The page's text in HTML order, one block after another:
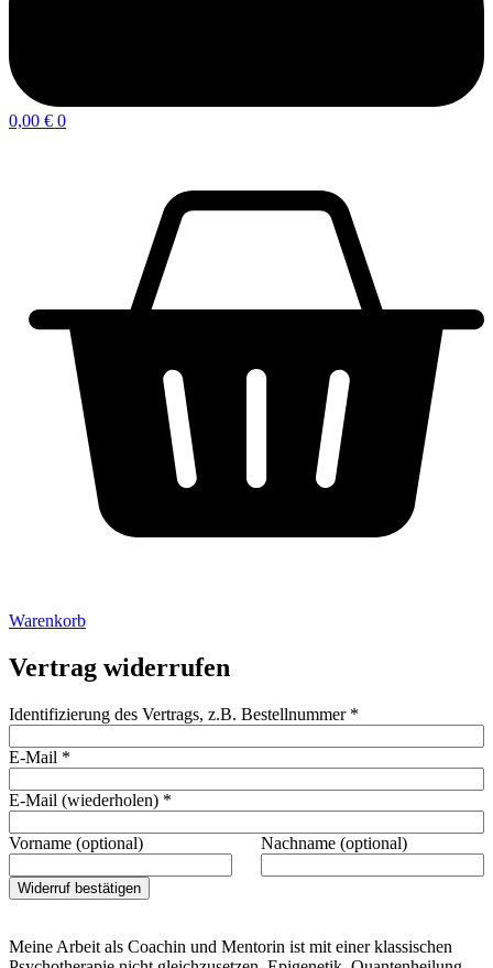
0,00 € 0
Warenkorb
Vertrag widerrufen
Identifizierung des Vertrags, z.B. Bestellnummer *
E-Mail *
E-Mail (wiederholen) *
Vorname (optional) Nachname (optional)
Widerruf bestätigen
Meine Arbeit als Coachin und Mentorin ist mit einer klassischen